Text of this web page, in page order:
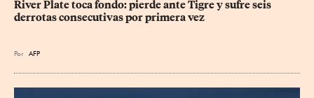
River Plate toca fondo: pierde ante Tigre y sufre seis
derrotas consecutivas por primera vez
Por AFP